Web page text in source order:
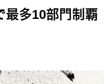
最多10部門制覇